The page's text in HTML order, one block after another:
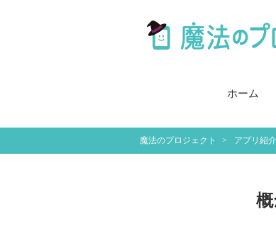
ホーム
魔法のプロジェクト アプリ紹介